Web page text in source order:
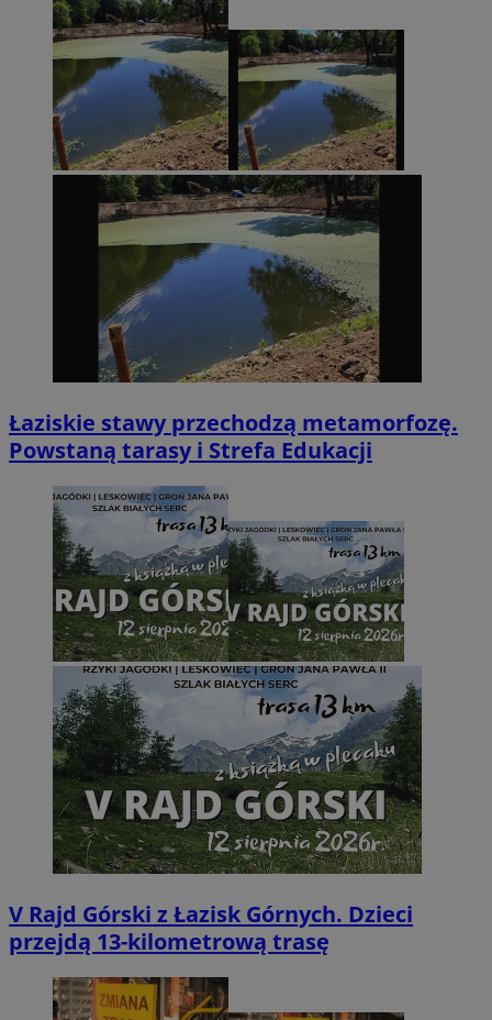
Łaziskie stawy przechodzą metamorfozę.
Powstaną tarasy i Strefa Edukacji
V Rajd Górski z Łazisk Górnych. Dzieci
przejdą 13-kilometrową trasę